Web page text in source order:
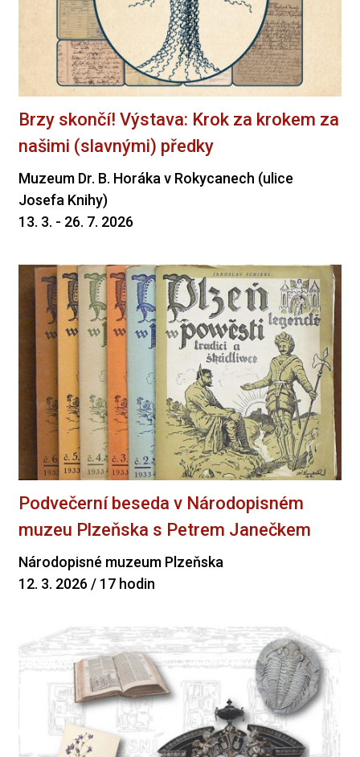
Brzy skončí! Výstava: Krok za krokem za
našimi (slavnými) předky
Muzeum Dr. B. Horáka v Rokycanech (ulice
Josefa Knihy)
13. 3. - 26. 7. 2026
Podvečerní beseda v Národopisném
muzeu Plzeňska s Petrem Janečkem
Národopisné muzeum Plzeňska
12. 3. 2026 / 17 hodin